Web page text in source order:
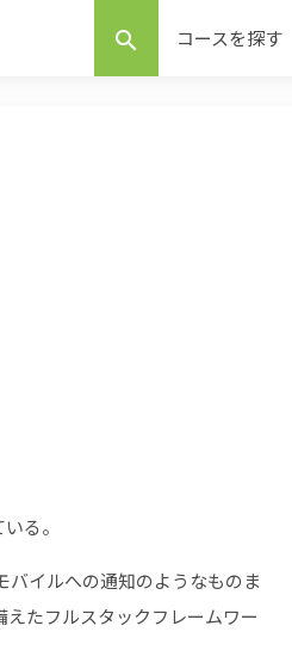
search コースを探す
る。
イルへの通知のようなものま
たフルスタックフレームワー